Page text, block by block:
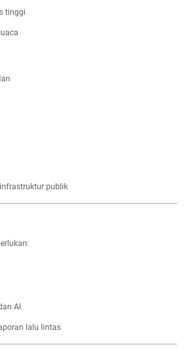
tinggi
publik
AI
lalu lintas